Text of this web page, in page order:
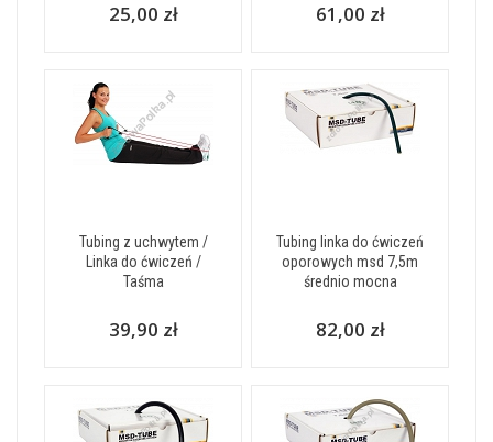
25,00 zł 61,00 zł
Tubing z uchwytem /
Linka do ćwiczeń /
Taśma
39,90 zł
Tubing linka do ćwiczeń
oporowych msd 7,5m
średnio mocna
82,00 zł